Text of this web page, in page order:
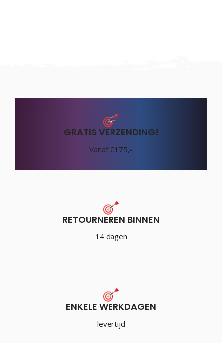
GRATIS VERZENDING!
Vanaf €175,-
RETOURNEREN BINNEN
14 dagen
ENKELE WERKDAGEN
levertijd